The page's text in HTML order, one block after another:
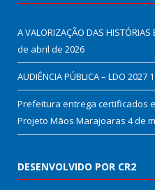
A VALORIZAÇÃO DAS HISTÓRIAS
de abril de 2026
AUDIÊNCIA PÚBLICA – LDO 2027
Prefeitura entrega certificados
Projeto Mãos Marajoaras 4 de
DESENVOLVIDO POR CR2